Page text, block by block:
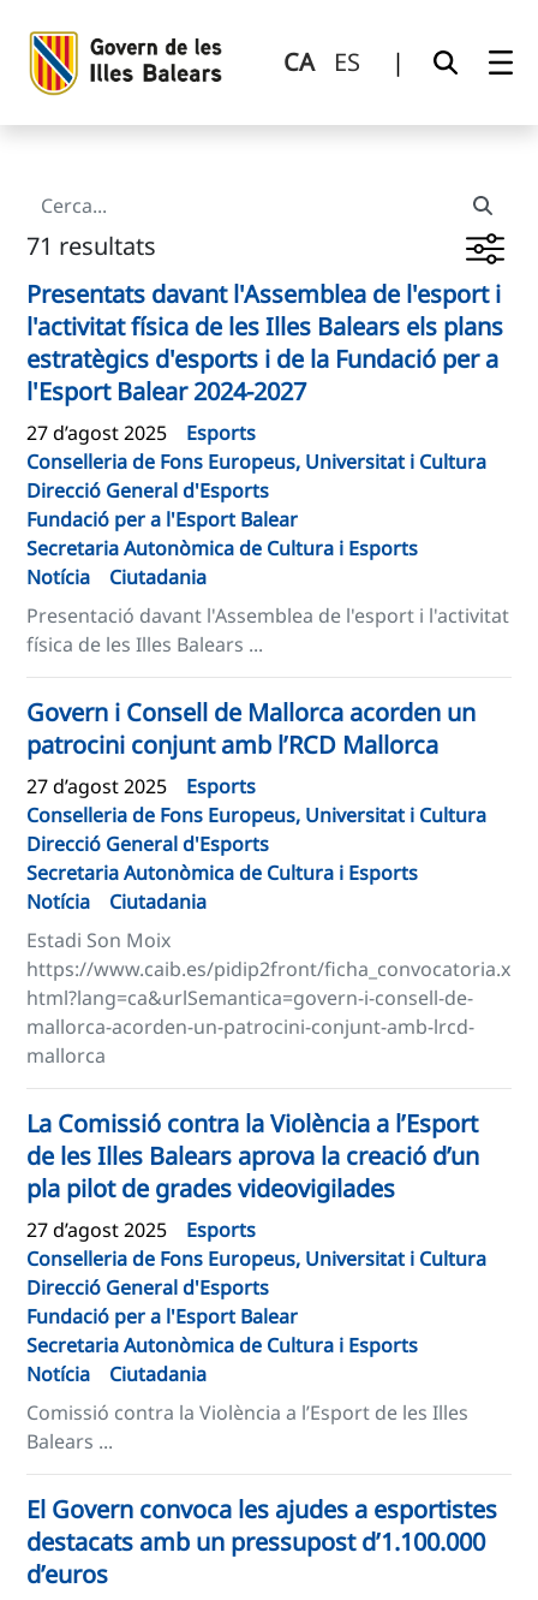
CA ES |
71 resultats
Presentats davant l'Assemblea de l'esport i
l'activitat física de les Illes Balears els plans
estratègics d'esports i de la Fundació per a
l'Esport Balear 2024-2027
27 d’agost 2025
Esports
Conselleria de Fons Europeus, Universitat i Cultura
Direcció General d'Esports
Fundació per a l'Esport Balear
Secretaria Autonòmica de Cultura i Esports
Notícia
Ciutadania
Presentació davant l'Assemblea de l'esport i l'activitat
física de les Illes Balears ...
Govern i Consell de Mallorca acorden un
patrocini conjunt amb l’RCD Mallorca
27 d’agost 2025
Esports
Conselleria de Fons Europeus, Universitat i Cultura
Direcció General d'Esports
Secretaria Autonòmica de Cultura i Esports
Notícia
Ciutadania
Estadi Son Moix
https://www.caib.es/pidip2front/ficha_convocatoria.x
html?lang=ca&urlSemantica=govern-i-consell-de-
mallorca-acorden-un-patrocini-conjunt-amb-lrcd-
mallorca
La Comissió contra la Violència a l’Esport
de les Illes Balears aprova la creació d’un
pla pilot de grades videovigilades
27 d’agost 2025
Esports
Conselleria de Fons Europeus, Universitat i Cultura
Direcció General d'Esports
Fundació per a l'Esport Balear
Secretaria Autonòmica de Cultura i Esports
Notícia
Ciutadania
Comissió contra la Violència a l’Esport de les Illes
Balears ...
El Govern convoca les ajudes a esportistes
destacats amb un pressupost d’1.100.000
d’euros